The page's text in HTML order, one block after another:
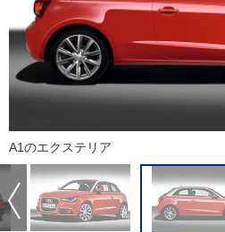
A1のエクステリア